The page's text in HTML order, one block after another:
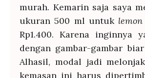
murah. Kemarin saja saya
ukuran 500 ml untuk
Rp1.400. Karena inginnya
dengan gambar-gambar
Alhasil, modal jadi
kemasan ini harus